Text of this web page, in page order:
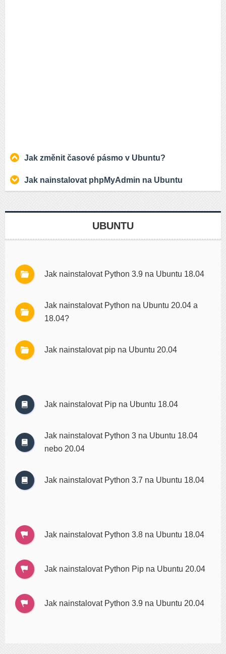
Jak změnit časové pásmo v Ubuntu?
Jak nainstalovat phpMyAdmin na Ubuntu
UBUNTU
Jak nainstalovat Python 3.9 na Ubuntu 18.04
Jak nainstalovat Python na Ubuntu 20.04 a
18.04?
Jak nainstalovat pip na Ubuntu 20.04
Jak nainstalovat Pip na Ubuntu 18.04
Jak nainstalovat Python 3 na Ubuntu 18.04
nebo 20.04
Jak nainstalovat Python 3.7 na Ubuntu 18.04
Jak nainstalovat Python 3.8 na Ubuntu 18.04
Jak nainstalovat Python Pip na Ubuntu 20.04
Jak nainstalovat Python 3.9 na Ubuntu 20.04